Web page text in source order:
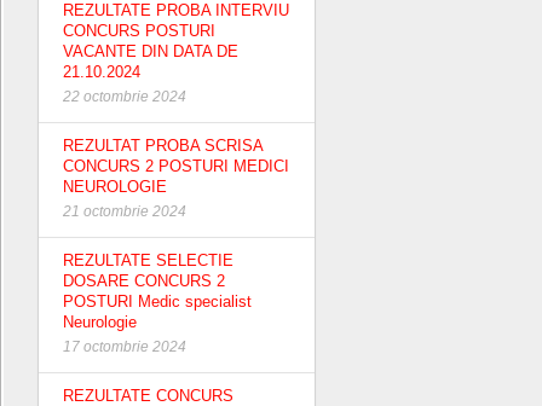
REZULTATE PROBA INTERVIU
CONCURS POSTURI
VACANTE DIN DATA DE
21.10.2024
22 octombrie 2024
REZULTAT PROBA SCRISA
CONCURS 2 POSTURI MEDICI
NEUROLOGIE
21 octombrie 2024
REZULTATE SELECTIE
DOSARE CONCURS 2
POSTURI Medic specialist
Neurologie
17 octombrie 2024
REZULTATE CONCURS